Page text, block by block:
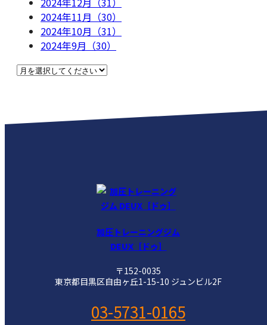
2024年11月（30）
2024年10月（31）
2024年9月（30）
加圧トレーニングジム
DEUX［ドゥ］
〒152-0035
東京都目黒区自由ヶ丘1-15-10 ジュンビル2F
03-5731-0165